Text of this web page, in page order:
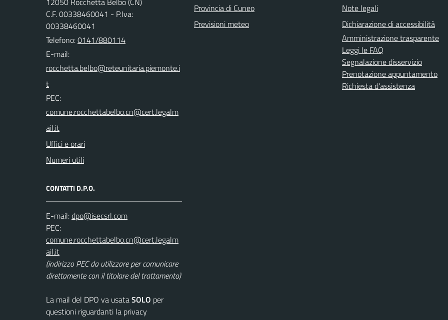
C.F. 00338460041 - P.Iva:
00338460041
Telefono:0141/880114
E-mail:
PEC:
Uffici e orari
Numeri utili
CONTATTI D.P.O.
E-mail:
PEC:
(indirizzo PEC da utilizzare per comunicare
direttamente con il titolare del trattamento)
La mail del DPO va usataSOLO per
questioni riguardanti la privacy
Provincia di Cuneo
Previsioni meteo
Note legali
Dichiarazione di accessibilità
Amministrazione trasparente
Leggi le FAQ
Segnalazione disservizio
Prenotazione appuntamento
Richiesta d'assistenza